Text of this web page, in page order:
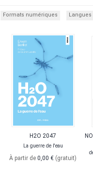
Formats numériques Langues
H2O 2047
La guerre de l'eau
À partir de 0,00 € (gratuit)